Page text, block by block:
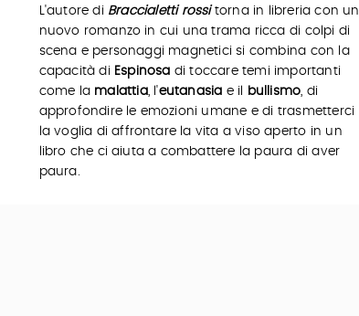
L'autore di Braccialetti rossitorna in libreria con un
nuovo romanzo in cui una trama ricca di colpi di
scena e personaggi magnetici si combina con la
capacità di Espinosa di toccare temi importanti
come la malattia, l'eutanasia e il bullismo, di
approfondire le emozioni umane e di trasmetterci
la voglia di affrontare la vita a viso aperto in un
libro che ci aiuta a combattere la paura di aver
paura.